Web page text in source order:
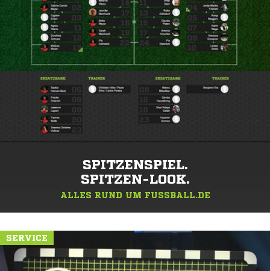
SPITZENSPIEL.
SPITZEN-LOOK.
ALLES RUND UM FUSSBALL.DE
SERVICE